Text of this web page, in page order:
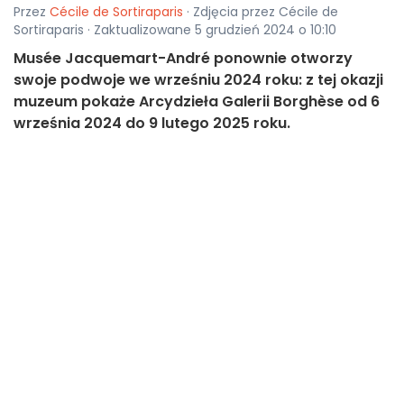
Przez Cécile de Sortiraparis · Zdjęcia przez Cécile de
Sortiraparis · Zaktualizowane 5 grudzień 2024 o 10:10
Musée Jacquemart-André ponownie otworzy
swoje podwoje we wrześniu 2024 roku: z tej okazji
muzeum pokaże Arcydzieła Galerii Borghèse od 6
września 2024 do 9 lutego 2025 roku.